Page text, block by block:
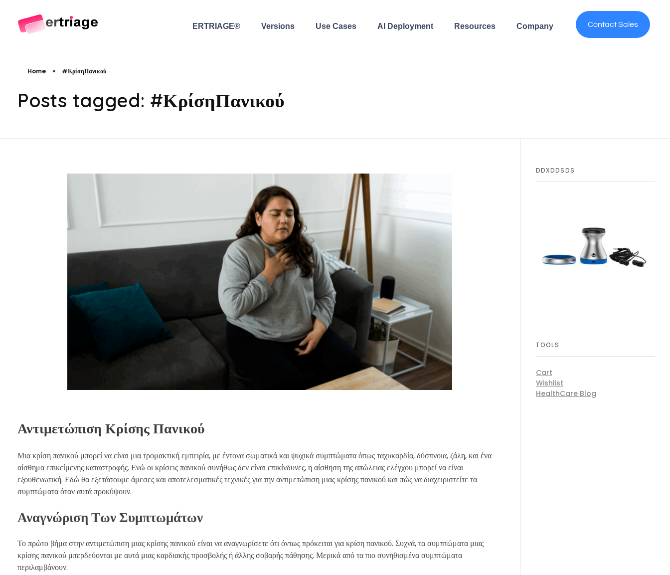
ERTRIAGE® Versions Use Cases AI Deployment Resources Company Contact Sales
Home » #ΚρίσηΠανικού
Posts tagged: #ΚρίσηΠανικού
Αντιμετώπιση Κρίσης Πανικού
Μια κρίση πανικού μπορεί να είναι μια τρομακτική εμπειρία, με έντονα σωματικά και ψυχικά συμπτώματα όπως ταχυκαρδία, δύσπνοια, ζάλη, και ένα
αίσθημα επικείμενης καταστροφής. Ενώ οι κρίσεις πανικού συνήθως δεν είναι επικίνδυνες, η αίσθηση της απώλειας ελέγχου μπορεί να είναι
εξουθενωτική. Εδώ θα εξετάσουμε άμεσες και αποτελεσματικές τεχνικές για την αντιμετώπιση μιας κρίσης πανικού και πώς να διαχειριστείτε τα
συμπτώματα όταν αυτά προκύψουν.
Αναγνώριση Των Συμπτωμάτων
Το πρώτο βήμα στην αντιμετώπιση μιας κρίσης πανικού είναι να αναγνωρίσετε ότι όντως πρόκειται για κρίση πανικού. Συχνά, τα συμπτώματα μιας
κρίσης πανικού μπερδεύονται με αυτά μιας καρδιακής προσβολής ή άλλης σοβαρής πάθησης. Μερικά από τα πιο συνηθισμένα συμπτώματα
περιλαμβάνουν:
DDXDDSDS
TOOLS
Cart
Wishlist
HealthCare Blog